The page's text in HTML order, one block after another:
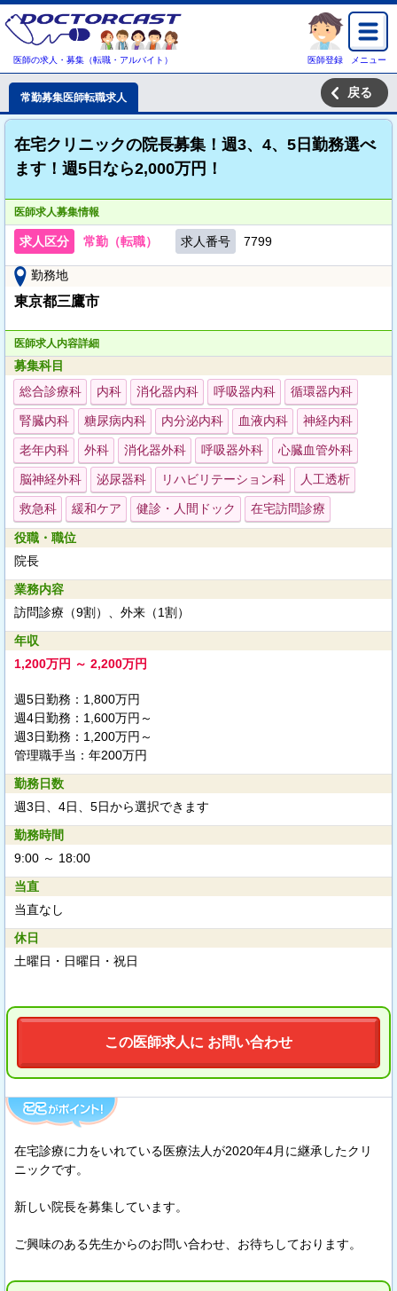
医師の求人・募集（転職・アルバイト） 医師登録 メニュー
常勤募集医師転職求人 戻る
在宅クリニックの院長募集！週3、4、5日勤務選べ
ます！週5日なら2,000万円！
医師求人募集情報
求人区分 常勤（転職） 求人番号 7799
勤務地
東京都三鷹市
医師求人内容詳細
募集科目
総合診療科
内科 消化器内科 呼吸器内科 循環器内科
腎臓内科 糖尿病内科 内分泌内科 血液内科 神経内科
老年内科 外科 消化器外科 呼吸器外科 心臓血管外科
脳神経外科 泌尿器科 リハビリテーション科 人工透析
救急科 緩和ケア 健診・人間ドック 在宅訪問診療
役職・職位
院長
業務内容
訪問診療（9割）、外来（1割）
年収
1,200万円 ～ 2,200万円
週5日勤務：1,800万円
週4日勤務：1,600万円～
週3日勤務：1,200万円～
管理職手当：年200万円
勤務日数
週3日、4日、5日から選択できます
勤務時間
9:00 ～ 18:00
当直
当直なし
休日
土曜日・日曜日・祝日
この医師求人に お問い合わせ
在宅診療に力をいれている医療法人が2020年4月に継承したクリ
ニックです。
新しい院長を募集しています。
ご興味のある先生からのお問い合わせ、お待ちしております。